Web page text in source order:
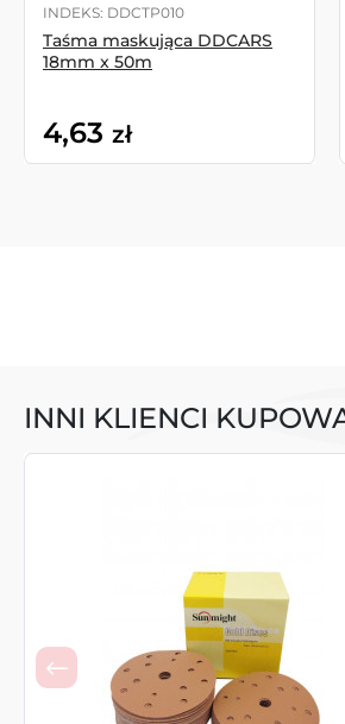
INDEKS: DDCTP010
Taśma maskująca DDCARS
18mm x 50m
4,63 zł
INNI KLIENCI